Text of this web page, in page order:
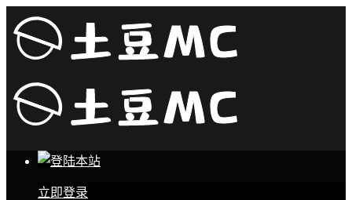
立即登录